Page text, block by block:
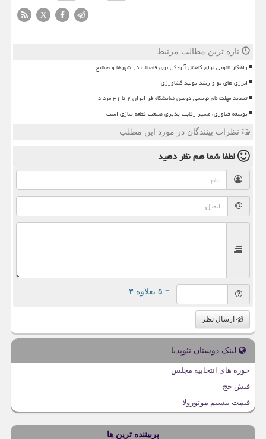
X
تازه ترین مطالب مرتبط
راهکار نانویی برای کاهش آلودگی بوی فاضلاب در شهرها و صنایع
انرژی های نو و رشد تولید کشاورزی
تمدید مهلت نام نویسی دومین نمایشگاه فر ایران ۲ تا ۳۱ مرداد
توسعه فناوری، مسیر رقابت پذیری صنعت قطعه سازی است
نظرات بینندگان در مورد این مطلب
لطفا شما همنظر دهید
= ۵ بعلاوه ۳
ارسال نظر
لینک دوستان نئوپدیا
حوزه های انتخابیه مجلس
فیش حج
قیمت بیسیم موتورولا
پربیننده ترین ها